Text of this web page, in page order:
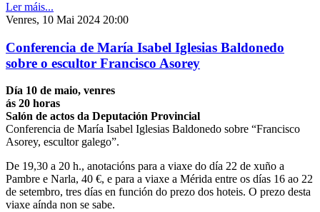
Ler máis...
Venres, 10 Mai 2024 20:00
Conferencia de María Isabel Iglesias Baldonedo
sobre o escultor Francisco Asorey
Día 10 de maio, venres
ás 20 horas
Salón de actos da Deputación Provincial
Conferencia de María Isabel Iglesias Baldonedo sobre “Francisco
Asorey, escultor galego”.
De 19,30 a 20 h., anotacións para a viaxe do día 22 de xuño a
Pambre e Narla, 40 €, e para a viaxe a Mérida entre os días 16 ao 22
de setembro, tres días en función do prezo dos hoteis. O prezo desta
viaxe aínda non se sabe.